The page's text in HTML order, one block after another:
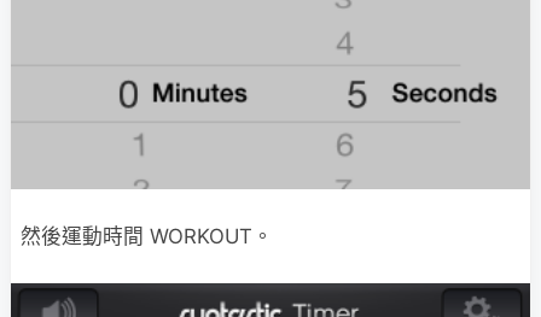
然後運動時間 WORKOUT。